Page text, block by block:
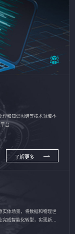
理和知识图谱等技术领域不
台
了解更多
实体场景，将数据和物理世
成智能化转型，实现新旧